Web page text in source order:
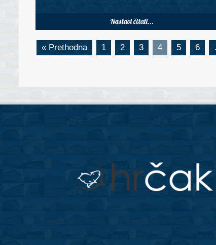
Nastavi čitati...
« Prethodna 1 2 3 4 5 6